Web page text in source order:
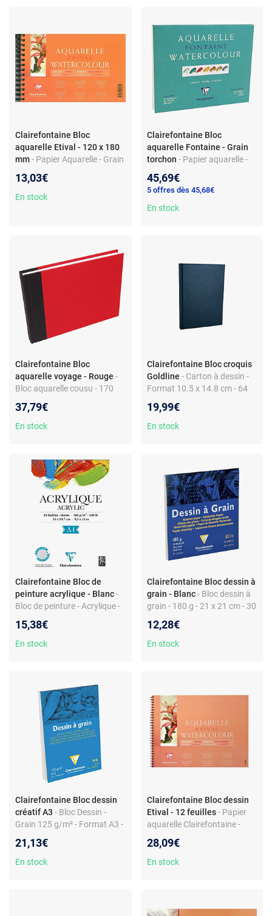
Clairefontaine Bloc
aquarelle Etival - 120 x 180
mm- Papier Aquarelle - Grain
mm
13,03€
En stock
Clairefontaine Bloc
aquarelle Fontaine - Grain
torchon - Papier aquarelle -
24x30 cm
45,69€
5 offres dès 45,68€
En stock
Clairefontaine Bloc
aquarelle voyage - Rouge -
Bloc aquarelle cousu - 170
37,79€
En stock
Clairefontaine Bloc croquis
Goldline - Carton à dessin -
Format 10.5 x 14.8 cm - 64
Couverture rigide
19,99€
En stock
Clairefontaine Bloc de
peinture acrylique - Blanc-
Bloc de peinture - Acrylique -
15,38€
En stock
Clairefontaine Bloc dessin à
grain - Blanc - Bloc dessin à
grain - 180 g - 21 x 21 cm - 30
12,28€
En stock
Clairefontaine Bloc dessin
créatif A3 - Bloc Dessin -
Grain 125 g/m² - Format A3 -
21,13€
En stock
Clairefontaine Bloc dessin
Etival - 12 feuilles - Papier
aquarelle Clairefontaine -
300gsm
28,09€
En stock